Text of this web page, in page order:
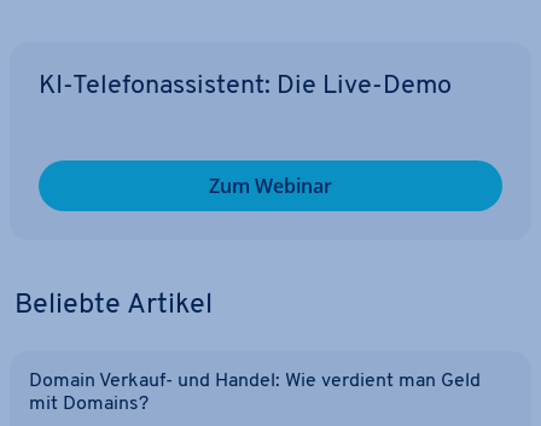
KI-Te­le­fon­as­sis­tent: Die Live-Demo
Zum Webinar
Beliebte Artikel
Domain Verkauf- und Handel: Wie verdient man Geld
mit Domains?